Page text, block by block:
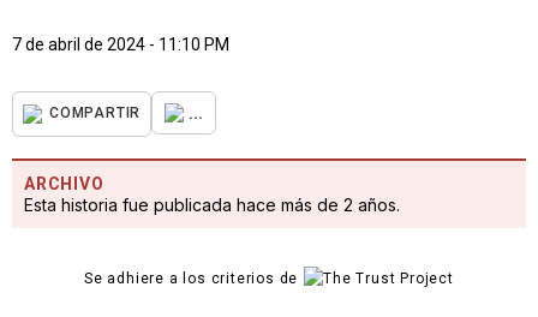
7 de abril de 2024 - 11:10 PM
COMPARTIR ...
ARCHIVO
Esta historia fue publicada hace más de 2 años.
Se adhiere a los criterios de